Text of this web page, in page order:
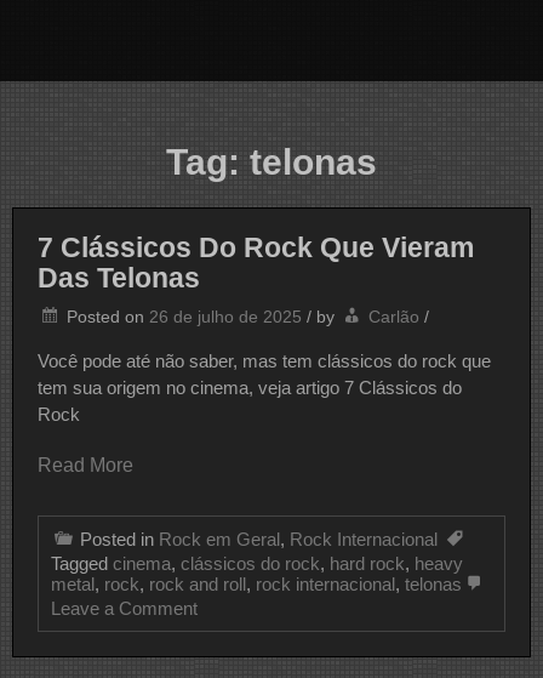
Tag: telonas
7 Clássicos Do Rock Que Vieram
Das Telonas
Posted on 26 de julho de 2025 / by Carlão /
Você pode até não saber, mas tem clássicos do rock que
tem sua origem no cinema, veja artigo 7 Clássicos do
Rock
Read More
Posted in Rock em Geral, Rock Internacional
Tagged cinema, clássicos do rock, hard rock, heavy
metal, rock, rock and roll, rock internacional, telonas
Leave a Commenton
7